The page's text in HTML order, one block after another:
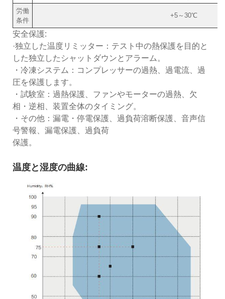
労働
条件
+5～30℃
安全保護:
·独立した温度リミッター：テスト中の熱保護を目的と
した独立したシャットダウンとアラーム。
・冷凍システム：コンプレッサーの過熱、過電流、過
圧を保護します。
・試験室：過熱保護、ファンやモーターの過熱、欠
相・逆相、装置全体のタイミング。
・その他：漏電・停電保護、過負荷溶断保護、音声信
号警報、漏電保護、過負荷
保護。
温度と湿度の曲線: